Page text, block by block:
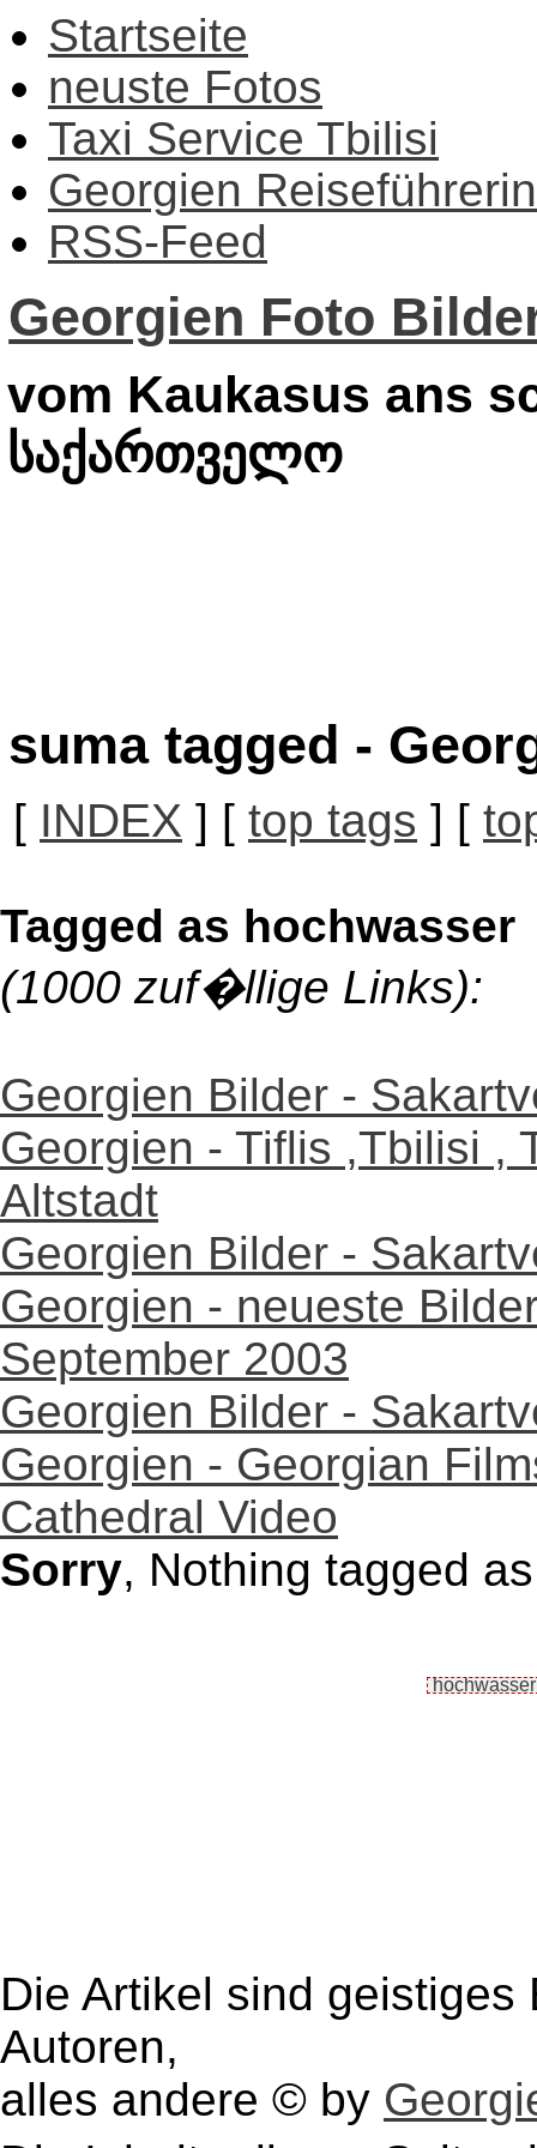
Startseite
neuste Fotos
Taxi Service Tbilisi
Georgien Reiseführerin
RSS-Feed
Georgien Foto
vom Kaukasus ans
საქართველო
suma tagged -
[ INDEX ] [ top tags ] [
Tagged as hochwasser
(1000 zuf�llige Links):
Georgien Bilder -
Georgien - Tiflis ,Tbilisi ,
Altstadt
Georgien Bilder -
Georgien - neueste
September 2003
Georgien Bilder -
Georgien - Georgian
Cathedral Video
Sorry, Nothing tagged
Die Artikel sind
Autoren,
alles andere © by